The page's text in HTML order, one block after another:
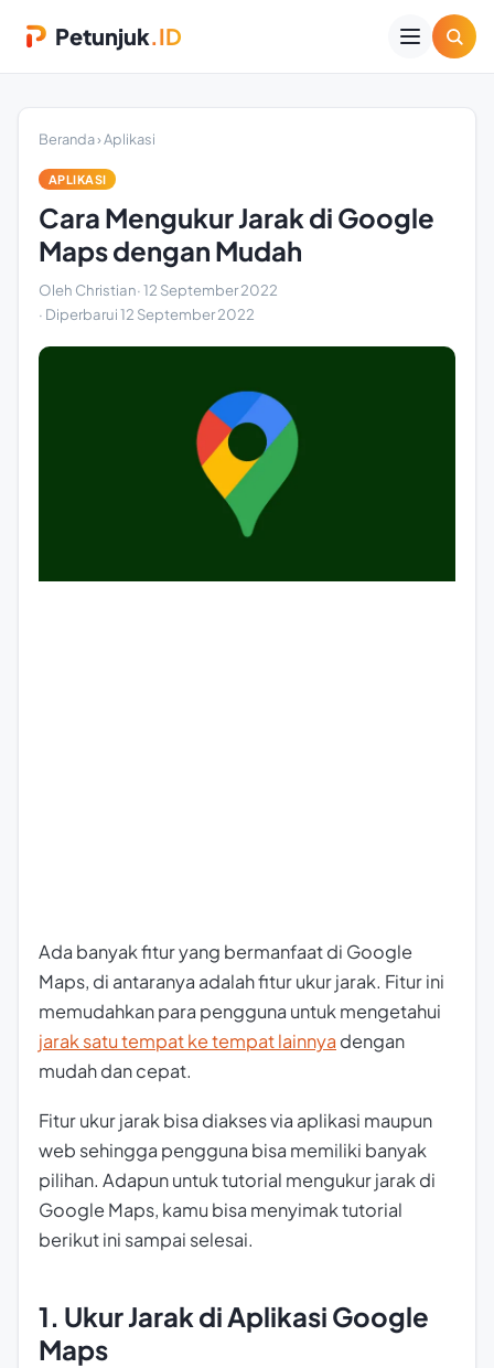
Petunjuk.ID
Beranda›Aplikasi
APLIKASI
Cara Mengukur Jarak di Google
Maps dengan Mudah
Oleh Christian·12 September 2022
· Diperbarui12 September 2022
Ada banyak fitur yang bermanfaat di Google
Maps, di antaranya adalah fitur ukur jarak. Fitur ini
memudahkan para pengguna untuk mengetahui
jarak satu tempat ke tempat lainnya dengan
mudah dan cepat.
Fitur ukur jarak bisa diakses via aplikasi maupun
web sehingga pengguna bisa memiliki banyak
pilihan. Adapun untuk tutorial mengukur jarak di
Google Maps, kamu bisa menyimak tutorial
berikut ini sampai selesai.
1. Ukur Jarak di Aplikasi Google
Maps